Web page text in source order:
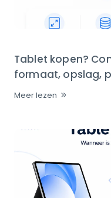
Tablet kopen?
formaat, opslag,
Meer lezen